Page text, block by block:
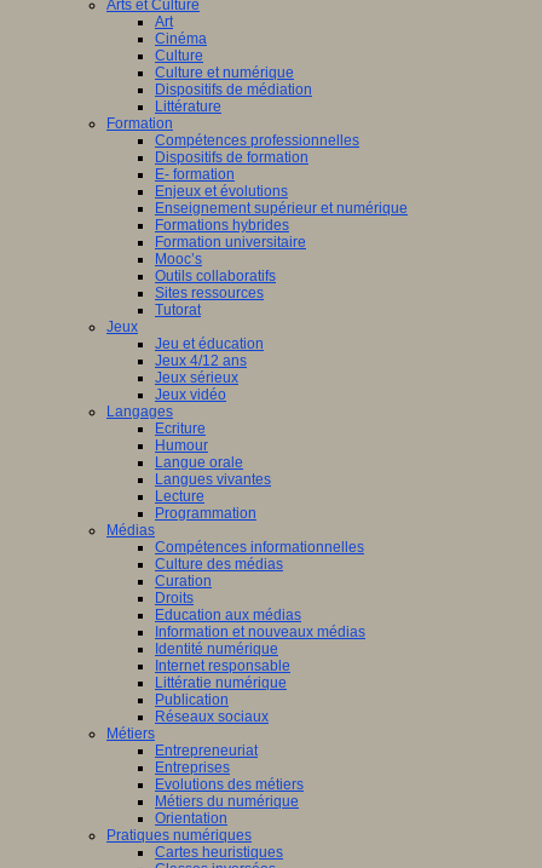
Arts et Culture
Art
Cinéma
Culture
Culture et numérique
Dispositifs de médiation
Littérature
Formation
Compétences professionnelles
Dispositifs de formation
E- formation
Enjeux et évolutions
Enseignement supérieur et numérique
Formations hybrides
Formation universitaire
Mooc’s
Outils collaboratifs
Sites ressources
Tutorat
Jeux
Jeu et éducation
Jeux 4/12 ans
Jeux sérieux
Jeux vidéo
Langages
Ecriture
Humour
Langue orale
Langues vivantes
Lecture
Programmation
Médias
Compétences informationnelles
Culture des médias
Curation
Droits
Education aux médias
Information et nouveaux médias
Identité numérique
Internet responsable
Littératie numérique
Publication
Réseaux sociaux
Métiers
Entrepreneuriat
Entreprises
Evolutions des métiers
Métiers du numérique
Orientation
Pratiques numériques
Cartes heuristiques